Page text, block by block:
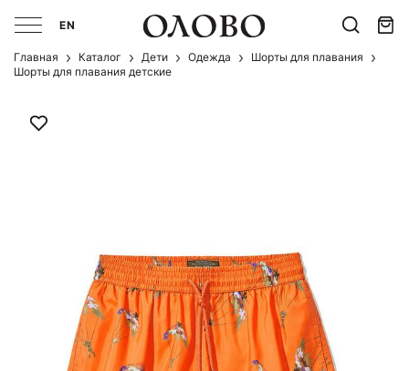
EN
Главная Каталог Дети Одежда
Шорты для плавания
Шорты для плавания детские